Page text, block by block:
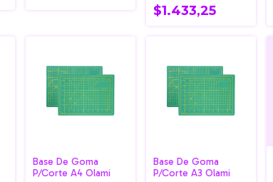
$1.433,25
Base De Goma
P/Corte A4 Olami
Base De Goma
P/Corte A3 Olami